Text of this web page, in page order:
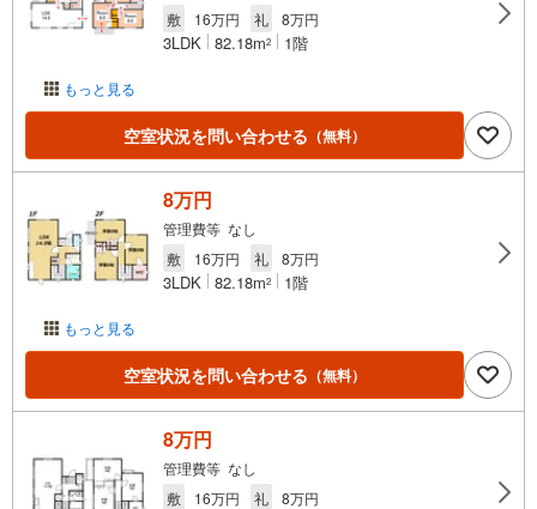
もっと見る
敷
16万円 礼 8万円
3LDK 82.18m2 1階
空室状況を問い合わせる （無料）
もっと見る
8万円
管理費等 なし
敷
16万円 礼 8万円
3LDK 82.18m2 1階
空室状況を問い合わせる （無料）
8万円
管理費等 なし
敷
16万円 礼 8万円